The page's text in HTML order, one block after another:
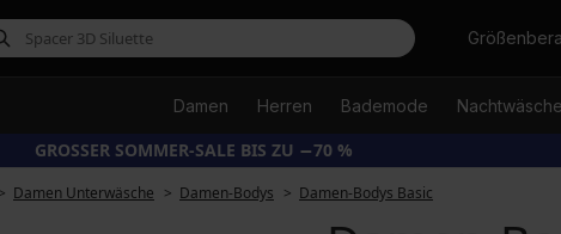
Suche
Damen Herren Bademode Nachtwäsche
GROSSER SOMMER-SALE BIS ZU −70 %
Damen Unterwäsche Damen-Bodys Damen-Bodys Basic